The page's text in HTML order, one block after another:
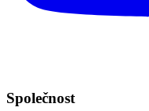
Společnost